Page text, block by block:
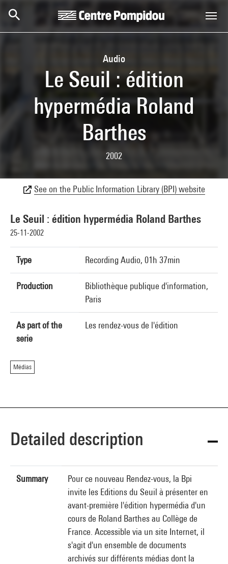
Audio
Le Seuil : édition
hypermédia Roland
Barthes
2002
See on the Public Information Library (BPI) website
Le Seuil : édition hypermédia Roland Barthes
25-11-2002
Type Recording Audio, 01h 37min
Production
Bibliothèque publique d'information,
Paris
As part of the
serie
Les rendez-vous de l'édition
Médias
Detailed description
Summary
Pour ce nouveau Rendez-vous, la Bpi
invite les Editions du Seuil à présenter en
avant-première l'édition hypermédia d'un
cours de Roland Barthes au Collège de
France. Accessible via un site Internet, il
s'agit d'un ensemble de documents
archivés sur différents médias dont la